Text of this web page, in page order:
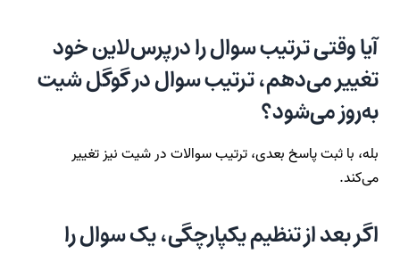
آیا وقتی ترتیب سوال را درپرس‌لاین خود
تغییر می‌دهم، ترتیب سوال در گوگل شیت
به‌روز می‌شود؟
بله، با ثبت پاسخ بعدی، ترتیب سوالات در شیت نیز تغییر
می‌کند.
اگر بعد از تنظیم یکپارچگی، یک سوال را